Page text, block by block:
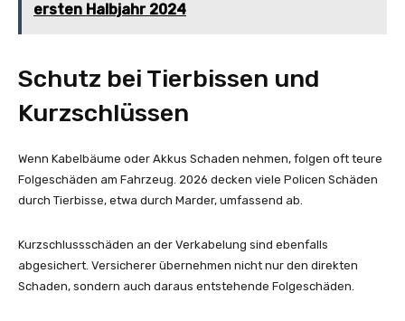
ersten Halbjahr 2024
Schutz bei Tierbissen und
Kurzschlüssen
Wenn Kabelbäume oder Akkus Schaden nehmen, folgen oft teure
Folgeschäden am Fahrzeug. 2026 decken viele Policen Schäden
durch Tierbisse, etwa durch Marder, umfassend ab.
Kurzschlussschäden an der Verkabelung sind ebenfalls
abgesichert. Versicherer übernehmen nicht nur den direkten
Schaden, sondern auch daraus entstehende Folgeschäden.